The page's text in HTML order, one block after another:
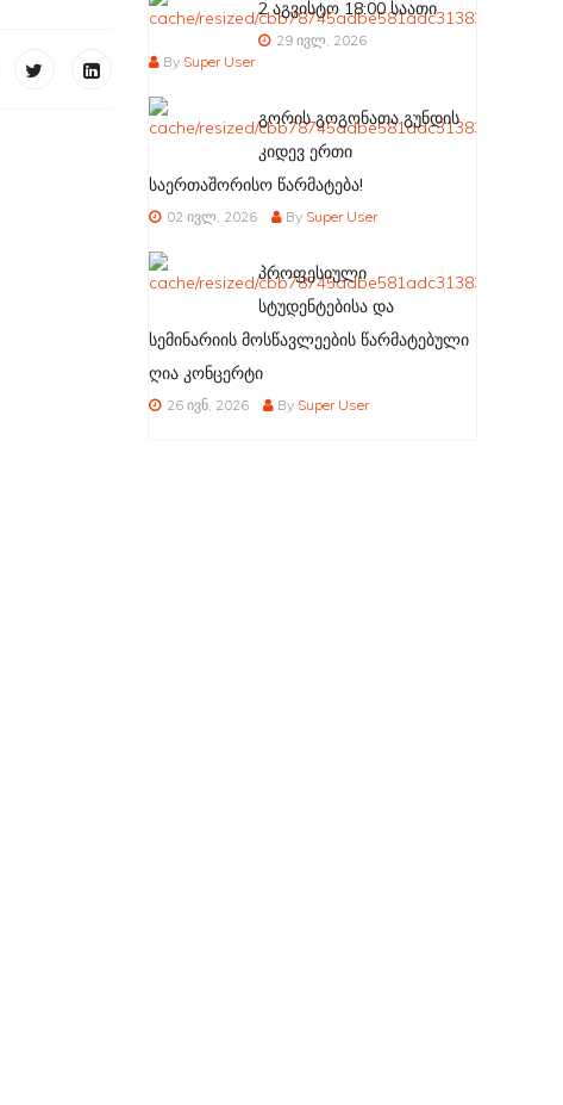
2 აგვისტო 18:00 საათი
29 ივლ, 2026
By Super User
გორის გოგონათა გუნდის
კიდევ ერთი
საერთაშორისო წარმატება!
02 ივლ, 2026 By Super User
პროფესიული
სტუდენტებისა და
სემინარიის მოსწავლეების წარმატებული
ღია კონცერტი
26 ივნ, 2026 By Super User